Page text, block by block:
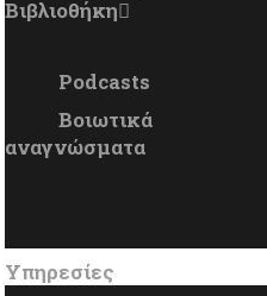
Βιβλιοθήκη
Podcasts
Βοιωτικά
αναγνώσματα
Υπηρεσίες